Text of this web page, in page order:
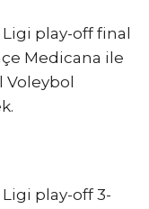
play-off final
Medicana ile
Voleybol
play-off 3-